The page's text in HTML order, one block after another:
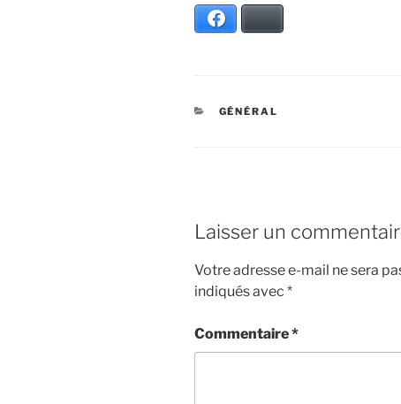
CATÉGORIES
GÉNÉRAL
Laisser un
Votre adresse e-mail ne sera
indiqués avec *
Commentaire*